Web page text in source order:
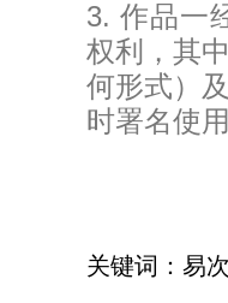
3. 作品一
权利，其
何形式）
时署名使
关键词：易